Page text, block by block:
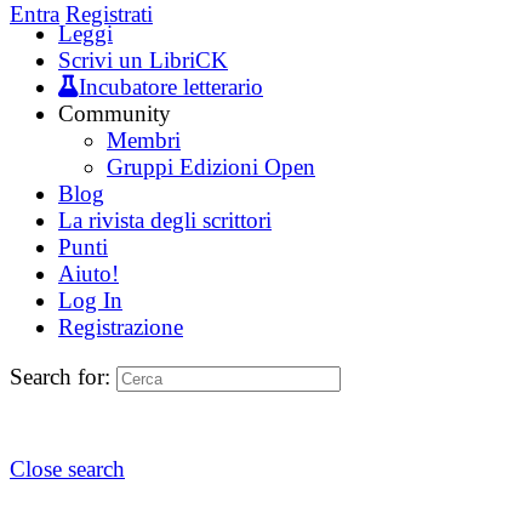
Entra Registrati
Leggi
Scrivi un LibriCK
Incubatore letterario
Community
Membri
Gruppi Edizioni Open
Blog
La rivista degli scrittori
Punti
Aiuto!
Log In
Registrazione
Search for:
Close search